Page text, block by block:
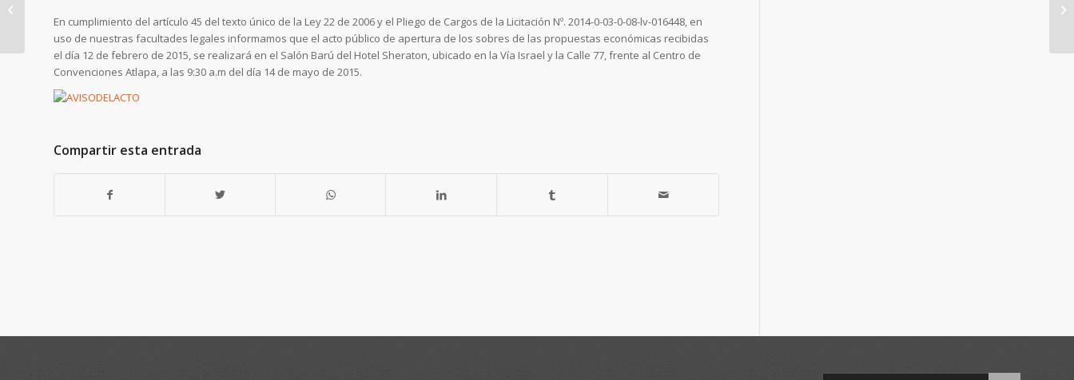
En cumplimiento del artículo 45 del texto único de la Ley 22 de 2006 y el Pliego de Cargos de la Licitación Nº. 2014-0-03-0-08-lv-016448, en
uso de nuestras facultades legales informamos que el acto público de apertura de los sobres de las propuestas económicas recibidas
el día 12 de febrero de 2015, se realizará en el Salón Barú del Hotel Sheraton, ubicado en la Vía Israel y la Calle 77, frente al Centro de
Convenciones Atlapa, a las 9:30 a.m del día 14 de mayo de 2015.
Compartir esta entrada
Estación El Ingenio del
Metro de Panamá
abre sus puertas